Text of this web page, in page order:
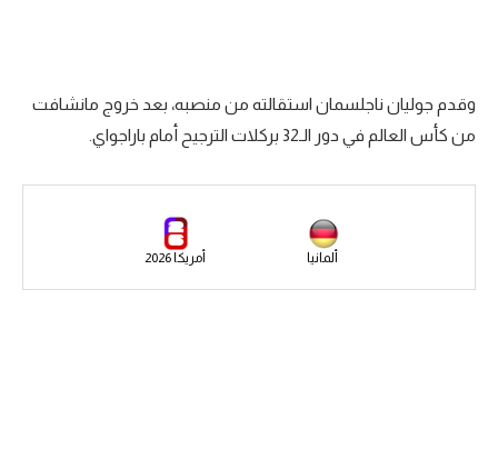
سعودي في الجول
الدوري الإنجليزي
وقدم جوليان ناجلسمان استقالته من منصبه، بعد خروج مانشافت
من كأس العالم في دور الـ32 بركلات الترجيح أمام باراجواي.
ألمانيا أمريكا 2026